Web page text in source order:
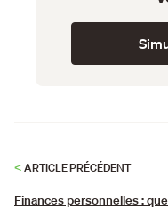
<ARTICLE PRÉCÉDENT
Finances personnelles :